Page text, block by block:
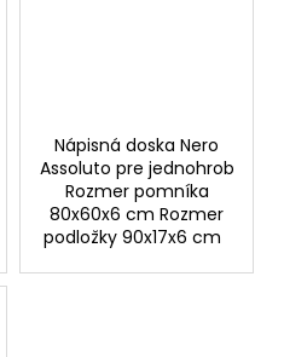
Nápisná doska Nero
Assoluto pre jednohrob
Rozmer pomníka
80x60x6 cm Rozmer
podložky 90x17x6 cm